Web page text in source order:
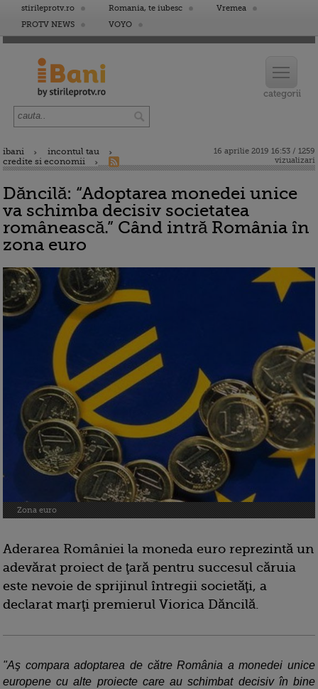
stirileprotv.ro Romania, te iubesc
Vremea
PROTV NEWS
VOYO
ibani
incontul tau
credite si economii
16 aprilie 2019 16:53 / 1259
vizualizari
Dăncilă: “Adoptarea monedei unice
va schimba decisiv societatea
românească.” Când intră România în
zona euro
Zona euro
Aderarea României la moneda euro reprezintă un
adevărat proiect de ţară pentru succesul căruia
este nevoie de sprijinul întregii societăţi, a
declarat marţi premierul Viorica Dăncilă.
"Aş compara adoptarea de către România a monedei unice
europene cu alte proiecte care au schimbat decisiv în bine